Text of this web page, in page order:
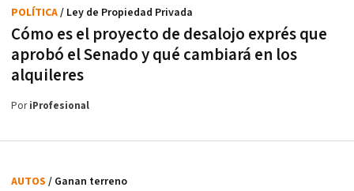
Cómo es el proyecto de desalojo exprés que
aprobó el Senado y qué cambiará en los
alquileres
POLÍTICA/ Ley de Propiedad Privada
PoriProfesional
AUTOS / Ganan terreno